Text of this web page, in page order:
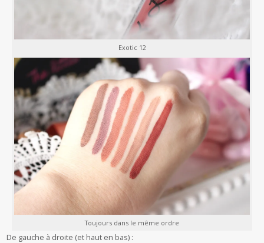
Exotic 12
Toujours dans le même ordre
De gauche à droite (et haut en bas) :